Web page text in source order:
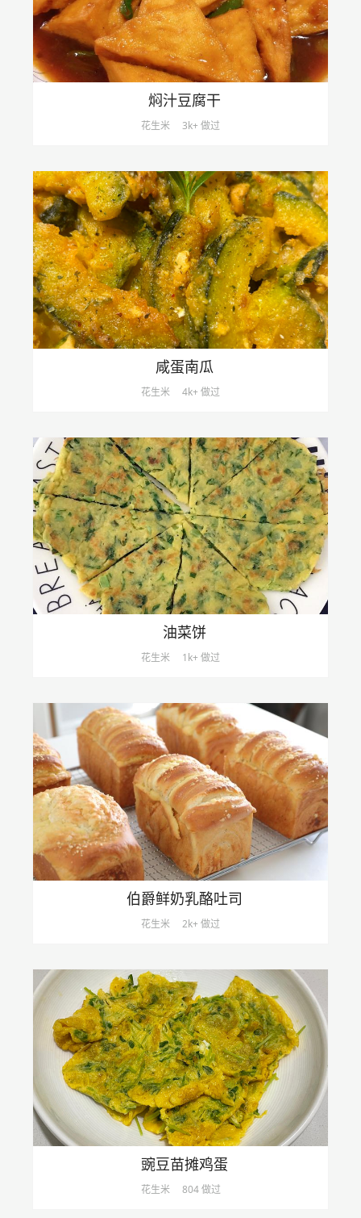
焖汁豆腐干
花生米 3k+ 做过
咸蛋南瓜
花生米 4k+ 做过
油菜饼
花生米 1k+ 做过
伯爵鲜奶乳酪吐司
花生米 2k+ 做过
豌豆苗摊鸡蛋
花生米 804 做过